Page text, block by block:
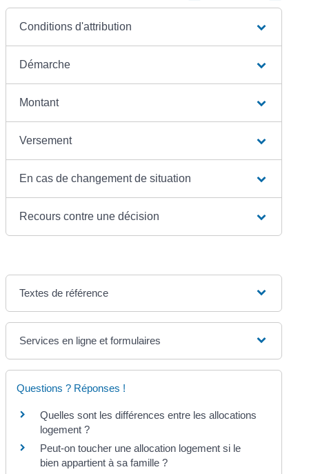
Conditions d'attribution
Démarche
Montant
Versement
En cas de changement de situation
Recours contre une décision
Textes de référence
Services en ligne et formulaires
Questions ? Réponses !
Quelles sont les différences entre les allocations
logement ?
Peut-on toucher une allocation logement si le
bien appartient à sa famille ?